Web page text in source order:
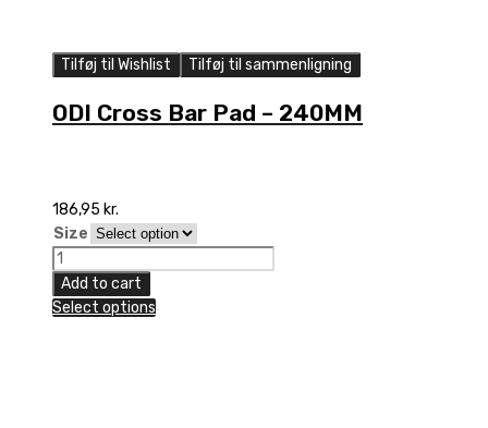
Tilføj til Wishlist Tilføj til sammenligning
ODI Cross Bar Pad – 240MM
186,95 kr.
Size
ODI
Cross
Bar
Add to cart
Select options